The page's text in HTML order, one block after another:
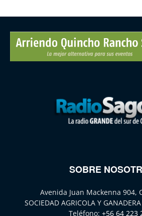
SOBRE
Avenida Juan Mackenna 904,
SOCIEDAD AGRICOLA Y
Teléfono: +56 64 223